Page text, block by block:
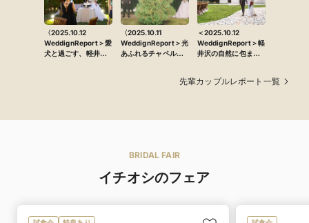
〈2025.10.12
WeddignReport＞愛
犬と過ごす、軽井沢
〈2025.10.11
WeddignReport＞光
あふれるチャペル
＜2025.10.12
WeddignReport＞軽
井沢の自然に包まれ
先輩カップルレポート一覧
BRIDAL FAIR
イチオシのフェア